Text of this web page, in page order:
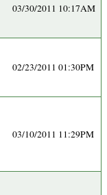
03/30/2011 10:17AM
02/23/2011 01:30PM
03/10/2011 11:29PM